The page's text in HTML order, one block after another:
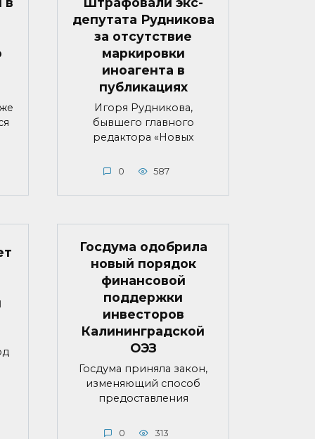
депутата Рудникова
за отсутствие
маркировки
иноагента в
публикациях
Игоря Рудникова,
бывшего главного
редактора «Новых
0 587
Госдума одобрила
новый порядок
финансовой
поддержки
инвесторов
Калининградской
ОЭЗ
Госдума приняла закон,
изменяющий способ
предоставления
0 313